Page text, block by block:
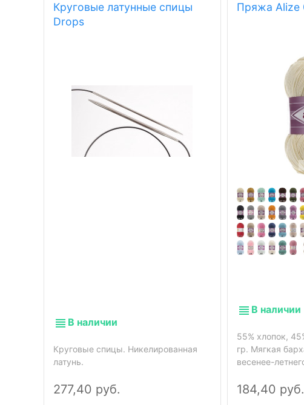
Круговые латунные спицы
Drops
В наличии
Круговые спицы. Никелированная
латунь.
277,40 руб.
Пряжа Alize
В наличии
55% хлопок,
гр. Мягкая
весенее-
184,40 руб.